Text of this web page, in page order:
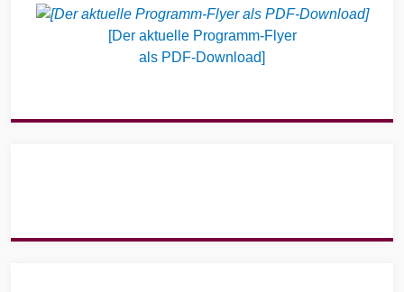
[Der aktuelle Programm-Flyer
als PDF-Download]